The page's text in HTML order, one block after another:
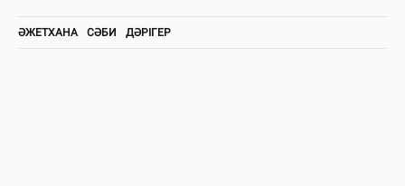
ӘЖЕТХАНА СӘБИ ДӘРІГЕР